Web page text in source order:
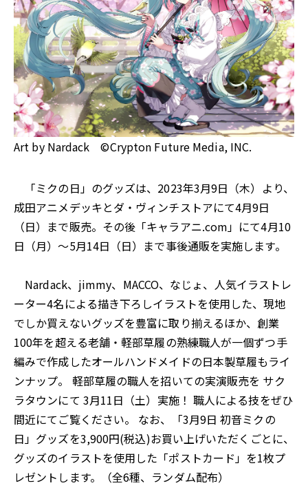
Art by Nardack ©Crypton Future Media, INC.
「ミクの日」のグッズは、2023年3月9日（木）より、
成田アニメデッキとダ・ヴィンチストアにて4月9日
（日）まで販売。その後「キャラアニ.com」にて4月10
日（月）～5月14日（日）まで事後通販を実施します。
Nardack、jimmy、MACCO、なじょ、人気イラストレ
ーター4名による描き下ろしイラストを使用した、現地
でしか買えないグッズを豊富に取り揃えるほか、創業
100年を超える老舗・軽部草履の熟練職人が一個ずつ手
編みで作成したオールハンドメイドの日本製草履もライ
ンナップ。 軽部草履の職人を招いての実演販売を サク
ラタウンにて 3月11日（土）実施！ 職人による技をぜひ
間近にてご覧ください。 なお、「3月9日 初音ミクの
日」グッズを3,900円(税込)お買い上げいただくごとに、
グッズのイラストを使用した「ポストカード」を1枚プ
レゼントします。（全6種、ランダム配布）